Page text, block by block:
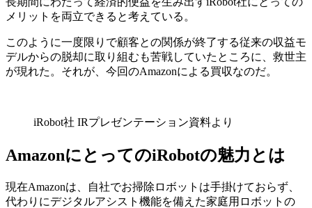
メリットを両立できると考えている。
このように一度限りで顧客との関係が終了する従来の収益モ
デルからの脱却に取り組むも苦戦していたところに、救世主
が現れた。それが、今回のAmazonによる買収なのだ。
iRobot社 IRプレゼンテーション資料より
AmazonにとってのiRobotの魅力とは
現在Amazonは、自社でお掃除ロボットは手掛けておらず、
代わりにデジタルアシスト機能を備えた家庭用ロボットの